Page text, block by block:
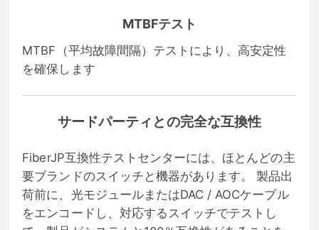
MTBFテスト
MTBF（平均故障間隔）テストにより、高安定性
を確保します
サードパーティとの完全な互換性
FiberJP互換性テストセンターには、ほとんどの主
要ブランドのスイッチと機器があります。 製品出
荷前に、光モジュールまたはDAC / AOCケーブル
をエンコードし、対応するスイッチでテストし